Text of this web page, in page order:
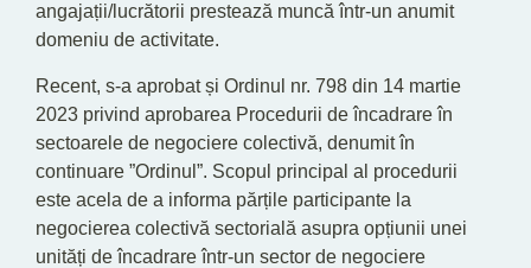
angajații/lucrătorii prestează muncă într-un anumit
domeniu de activitate.
Recent, s-a aprobat și Ordinul nr. 798 din 14 martie
2023 privind aprobarea Procedurii de încadrare în
sectoarele de negociere colectivă, denumit în
continuare ”Ordinul”. Scopul principal al procedurii
este acela de a informa părțile participante la
negocierea colectivă sectorială asupra opțiunii unei
unități de încadrare într-un sector de negociere